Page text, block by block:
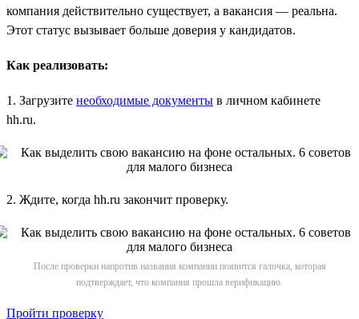
компания действительно существует, а вакансия — реальна.
Этот статус вызывает больше доверия у кандидатов.
Как реализовать:
1. Загрузите необходимые документы в личном кабинете
hh.ru.
2. Ждите, когда hh.ru закончит проверку.
После проверки напротив названия компании появится галочка, которая
подтверждает, что компания прошла верификацию.
Пройти проверку